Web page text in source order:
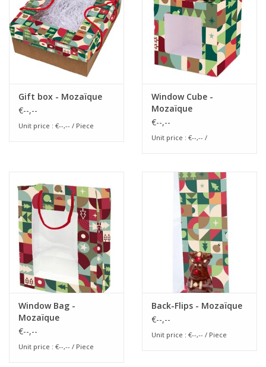
Gift box - Mozaïque
€--,--
Unit price : €--,-- / Piece
Window Cube -
Mozaïque
€--,--
Unit price : €--,-- /
Window Bag -
Mozaïque
€--,--
Unit price : €--,-- / Piece
Back-Flips - Mozaïque
€--,--
Unit price : €--,-- / Piece